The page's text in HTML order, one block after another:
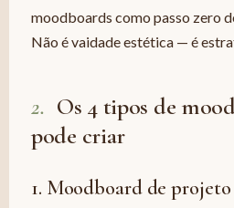
moodboards como passo zero
Não é vaidade estética — é
2. Os 4 tipos de
pode criar
1. Moodboard de projeto